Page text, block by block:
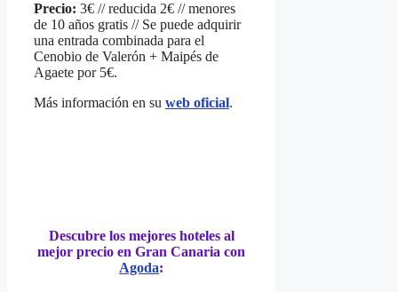
Precio: 3€ // reducida 2€ // menores
de 10 años gratis // Se puede adquirir
una entrada combinada para el
Cenobio de Valerón + Maipés de
Agaete por 5€.
Más información en su web oficial.
Descubre los mejores hoteles al
mejor precio en Gran Canaria con
Agoda: